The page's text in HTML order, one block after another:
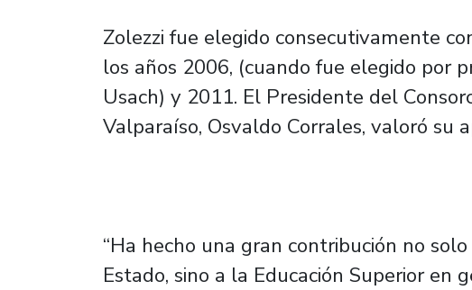
Zolezzi fue elegido consecutivamente
los años 2006, (cuando fue elegido por
Usach) y 2011. El Presidente del
Valparaíso, Osvaldo Corrales, valoró su
“Ha hecho una gran contribución no
Estado, sino a la Educación Superior en